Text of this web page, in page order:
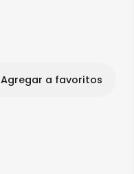
Agregar a favoritos